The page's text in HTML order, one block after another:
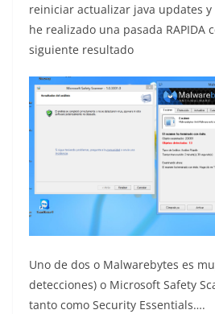
reiniciar actualizar java updates y
he realizado una pasada RAPIDA
siguiente resultado
Uno de dos o Malwarebytes es
detecciones) o Microsoft Safety
tanto como Security Essentials….